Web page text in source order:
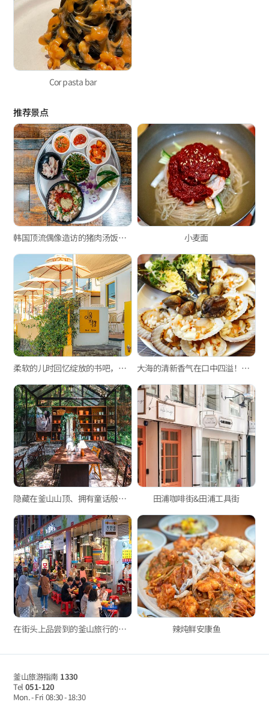
Cor pasta bar
推荐景点
韩国顶流偶像造访的猪肉汤饭店，“姐妹汤饭” 小麦面
柔软的儿时回忆绽放的书吧，白浅滩文化村“浅滩书柜” 大海的清新香气在口中四溢！青沙浦“道熙家烤贝壳”
隐藏在釜山山顶、拥有童话般森林景观的感性咖啡馆 'cafe mandi' 田浦咖啡街&田浦工具街
在街头上品尝到的釜山旅行的乐趣 辣炖鲜安康鱼
釜山旅游指南 1330
Tel 051-120
Mon. - Fri 08:30 - 18:30